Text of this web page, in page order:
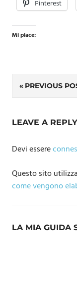
confezione
migliorata
Pinterest
Mi piace:
PREVIOUS
LEAVE A REPLY
Devi essere
Questo sito
come vengono
LA MIA GUIDA